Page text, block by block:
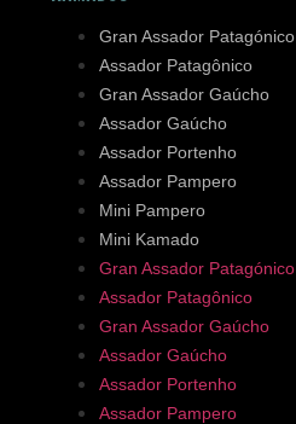
Gran Assador Patagónico
Assador Patagônico
Gran Assador Gaúcho
Assador Gaúcho
Assador Portenho
Assador Pampero
Mini Pampero
Mini Kamado
Gran Assador Patagónico
Assador Patagônico
Gran Assador Gaúcho
Assador Gaúcho
Assador Portenho
Assador Pampero